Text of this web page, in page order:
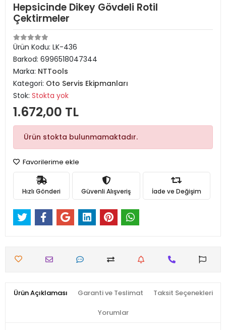
Hepsicinde Dikey Gövdeli Rotil
Çektirmeler
Ürün Kodu: LK-436
Barkod: 6996518047344
Marka: NTTools
Kategori: Oto Servis Ekipmanları
Stok: Stokta yok
1.672,00 TL
Ürün stokta bulunmamaktadır.
Favorilerime ekle
Hızlı Gönderi Güvenli Alışveriş İade ve Değişim
Ürün Açıklaması Garanti ve Teslimat Taksit Seçenekleri
Yorumlar